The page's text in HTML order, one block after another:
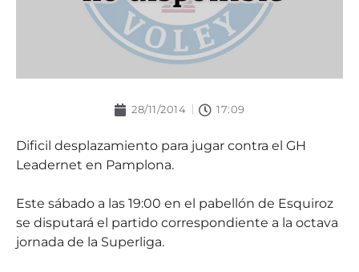
28/11/2014 17:09
Dificil desplazamiento para jugar contra el GH
Leadernet en Pamplona.
Este sábado a las 19:00 en el pabellón de Esquiroz
se disputará el partido correspondiente a la octava
jornada de la Superliga.